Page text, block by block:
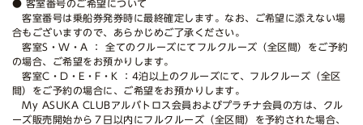
● 客室番号のご希望について
客室番号は乗船券発券時に最終確定します。なお、ご希望に添えない場
合もございますので、あらかじめご了承ください。
客室S・W・A ： 全てのクルーズにてフルクルーズ（全区間）をご予約
の場合、ご希望をお預かりします。
客室C・D・E・F・K ：4泊以上のクルーズにて、フルクルーズ（全区
間）をご予約の場合に、ご希望をお預かりします。
My ASUKA CLUBアルバトロス会員およびプラチナ会員の方は、クル
ーズ販売開始から７日以内にフルクルーズ（全区間）を予約された場合、